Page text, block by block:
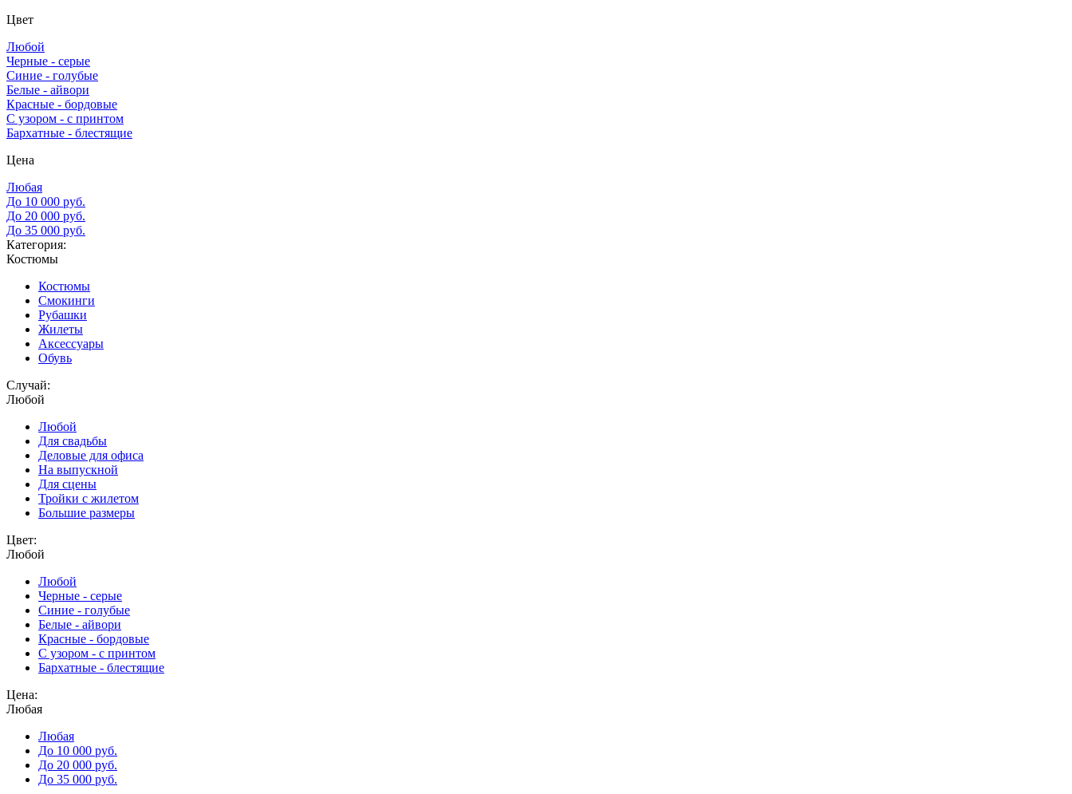
Цвет
Любой
Черные - серые
Синие - голубые
Белые - айвори
Красные - бордовые
С узором - с принтом
Бархатные - блестящие
Цена
Любая
До 10 000 руб.
До 20 000 руб.
До 35 000 руб.
Категория:
Костюмы
Костюмы
Смокинги
Рубашки
Жилеты
Аксессуары
Обувь
Случай:
Любой
Любой
Для свадьбы
Деловые для офиса
На выпускной
Для сцены
Тройки с жилетом
Большие размеры
Цвет:
Любой
Любой
Черные - серые
Синие - голубые
Белые - айвори
Красные - бордовые
С узором - с принтом
Бархатные - блестящие
Цена:
Любая
Любая
До 10 000 руб.
До 20 000 руб.
До 35 000 руб.